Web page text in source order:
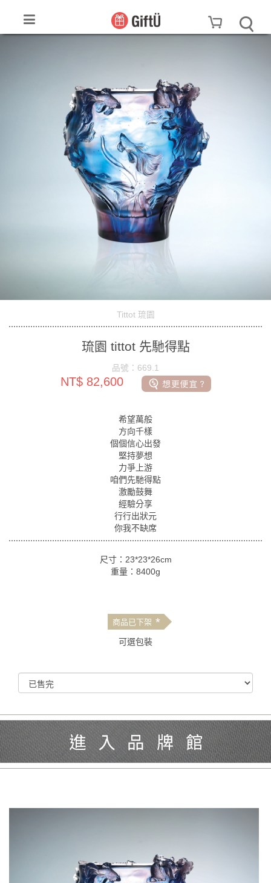
Tittot 琉園
琉園 tittot 先馳得點
品號：669.1
NT$ 82,600
希望萬般
方向千樣
個個信心出發
堅持夢想
力爭上游
咱們先馳得點
激勵鼓舞
經驗分享
行行出狀元
你我不缺席
尺寸：23*23*26cm
重量：8400g
商品已下架 *
可選包裝